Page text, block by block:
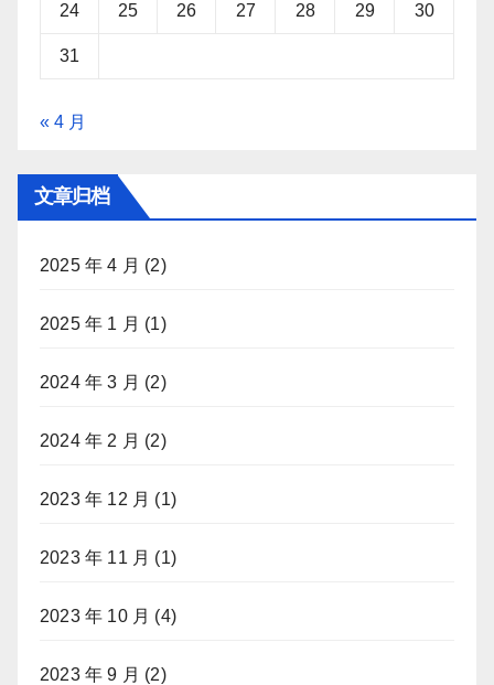
24 25 26 27 28 29 30
31
« 4 月
文章归档
2025 年 4 月 (2)
2025 年 1 月 (1)
2024 年 3 月 (2)
2024 年 2 月 (2)
2023 年 12 月 (1)
2023 年 11 月 (1)
2023 年 10 月 (4)
2023 年 9 月 (2)